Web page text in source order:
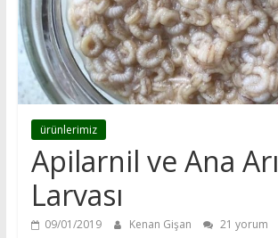
ürünlerimiz
Apilarnil ve Ana Arı
Larvası
09/01/2019 Kenan Gişan 21 yorum